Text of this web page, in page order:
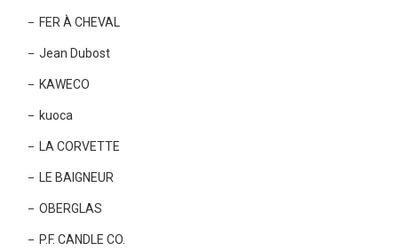
FER À CHEVAL
Jean Dubost
KAWECO
kuoca
LA CORVETTE
LE BAIGNEUR
OBERGLAS
P.F. CANDLE CO.